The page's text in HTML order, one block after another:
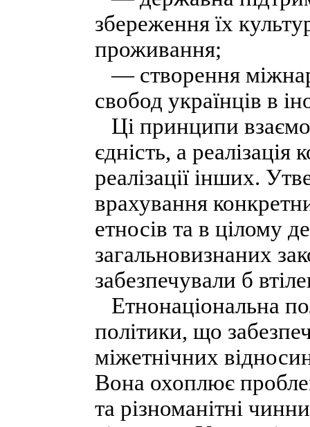
збереження їх
проживання;
— створення
свобод українців в
Ці принципи
єдність, а
реалізації інших.
врахування
етносів та в цілому
загальновизнаних
забезпечували б
Етнонаціональна
політики, що
міжетнічних
Вона охоплює
та різноманітні